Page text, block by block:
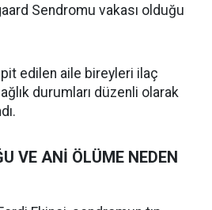
Sendromu vakası olduğu
edilen aile bireyleri ilaç
durumları düzenli olarak
VE ANİ ÖLÜME NEDEN